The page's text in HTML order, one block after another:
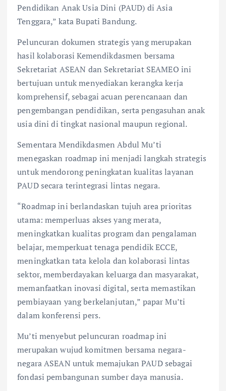
Pendidikan Anak Usia Dini (PAUD) di Asia
Tenggara,” kata Bupati Bandung.
Peluncuran dokumen strategis yang merupakan
hasil kolaborasi Kemendikdasmen bersama
Sekretariat ASEAN dan Sekretariat SEAMEO ini
bertujuan untuk menyediakan kerangka kerja
komprehensif, sebagai acuan perencanaan dan
pengembangan pendidikan, serta pengasuhan anak
usia dini di tingkat nasional maupun regional.
Sementara Mendikdasmen Abdul Mu’ti
menegaskan roadmap ini menjadi langkah strategis
untuk mendorong peningkatan kualitas layanan
PAUD secara terintegrasi lintas negara.
“Roadmap ini berlandaskan tujuh area prioritas
utama: memperluas akses yang merata,
meningkatkan kualitas program dan pengalaman
belajar, memperkuat tenaga pendidik ECCE,
meningkatkan tata kelola dan kolaborasi lintas
sektor, memberdayakan keluarga dan masyarakat,
memanfaatkan inovasi digital, serta memastikan
pembiayaan yang berkelanjutan,” papar Mu’ti
dalam konferensi pers.
Mu’ti menyebut peluncuran roadmap ini
merupakan wujud komitmen bersama negara-
negara ASEAN untuk memajukan PAUD sebagai
fondasi pembangunan sumber daya manusia.